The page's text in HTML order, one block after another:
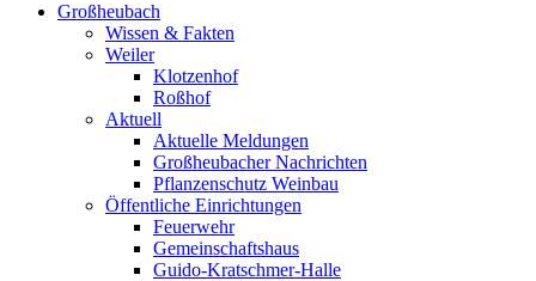
Großheubach
Wissen & Fakten
Weiler
Klotzenhof
Roßhof
Aktuell
Aktuelle Meldungen
Großheubacher Nachrichten
Pflanzenschutz Weinbau
Öffentliche Einrichtungen
Feuerwehr
Gemeinschaftshaus
Guido-Kratschmer-Halle